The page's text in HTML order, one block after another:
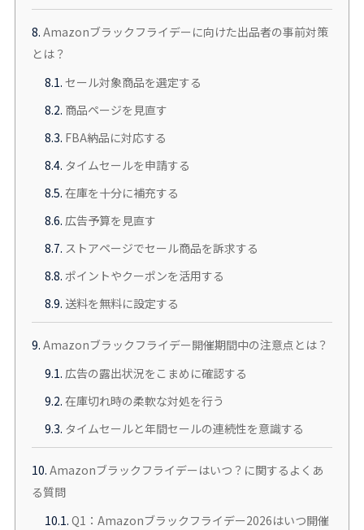
8. Amazonブラックフライデーに向けた出品者の事前対策
とは？
8.1. セール対象商品を選定する
8.2. 商品ページを見直す
8.3. FBA納品に対応する
8.4. タイムセールを申請する
8.5. 在庫を十分に補充する
8.6. 広告予算を見直す
8.7. ストアページでセール商品を訴求する
8.8. ポイントやクーポンを活用する
8.9. 送料を無料に設定する
9. Amazonブラックフライデー開催期間中の注意点とは？
9.1. 広告の露出状況をこまめに確認する
9.2. 在庫切れ時の柔軟な対処を行う
9.3. タイムセールと年間セールの連続性を意識する
10. Amazonブラックフライデーはいつ？に関するよくあ
る質問
10.1. Q1：Amazonブラックフライデー2026はいつ開催